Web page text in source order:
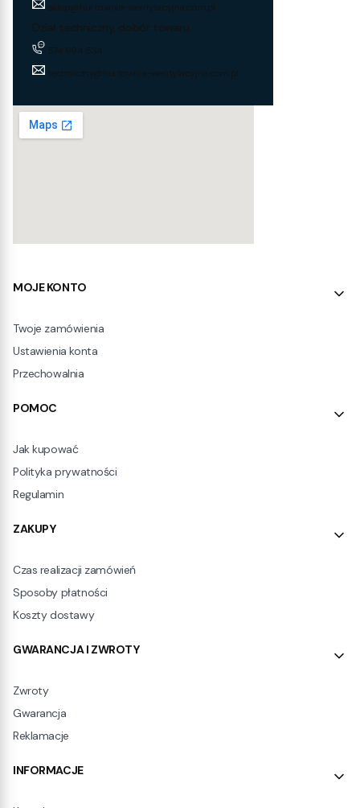
sklep@hurtownia-wentylacyjna.com.pl
Dział techniczny, dobór towaru
574 694 534
techniczny@hurtownia-wentylacyjna.com.pl
Linki w stopce
MOJE KONTO
Twoje zamówienia
Ustawienia konta
Przechowalnia
POMOC
Jak kupować
Polityka prywatności
Regulamin
ZAKUPY
Czas realizacji zamówień
Sposoby płatności
Koszty dostawy
GWARANCJA I ZWROTY
Zwroty
Gwarancja
Reklamacje
INFORMACJE